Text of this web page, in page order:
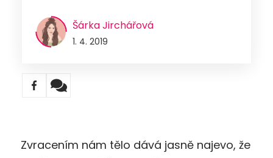
Šárka Jirchářová
1. 4. 2019
Zvracením nám tělo dává jasně najevo, že